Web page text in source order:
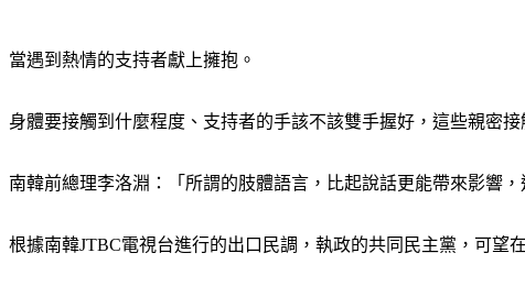
當遇到熱情的支持者獻上擁抱。
身體要接觸到什麼程度、支持者的手該不該雙手握好，這些親密
南韓前總理李洛淵：「所謂的肢體語言，比起說話更能帶來影響
根據南韓JTBC電視台進行的出口民調，執政的共同民主黨，可望